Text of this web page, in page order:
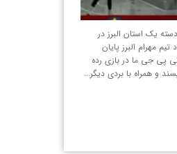
یک استان البرز‌ در
مهرام البرز پایان
پی جی ما در بازی رده
و همراه با بردی دیگر...